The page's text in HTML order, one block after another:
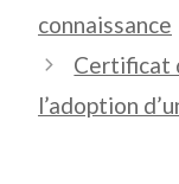
connaissance
Certificat
l’adoption